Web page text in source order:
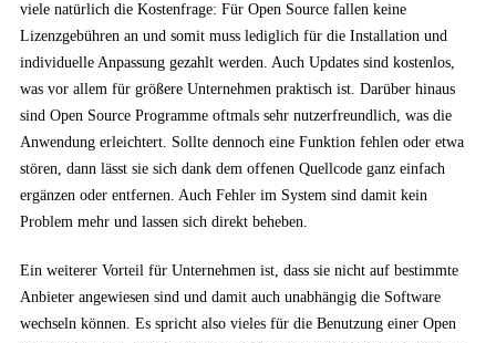
viele natürlich die Kostenfrage: Für Open Source fallen keine
Lizenzgebühren an und somit muss lediglich für die Installation und
individuelle Anpassung gezahlt werden. Auch Updates sind kostenlos,
was vor allem für größere Unternehmen praktisch ist. Darüber hinaus
sind Open Source Programme oftmals sehr nutzerfreundlich, was die
Anwendung erleichtert. Sollte dennoch eine Funktion fehlen oder etwa
stören, dann lässt sie sich dank dem offenen Quellcode ganz einfach
ergänzen oder entfernen. Auch Fehler im System sind damit kein
Problem mehr und lassen sich direkt beheben.
Ein weiterer Vorteil für Unternehmen ist, dass sie nicht auf bestimmte
Anbieter angewiesen sind und damit auch unabhängig die Software
wechseln können. Es spricht also vieles für die Benutzung einer Open